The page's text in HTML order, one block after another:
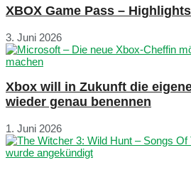
XBOX Game Pass –
3. Juni 2026
Xbox will in Zukunft die
wieder genau benennen
1. Juni 2026